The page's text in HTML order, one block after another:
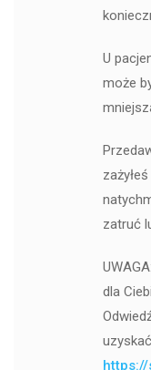
U
może
zatruć
dla